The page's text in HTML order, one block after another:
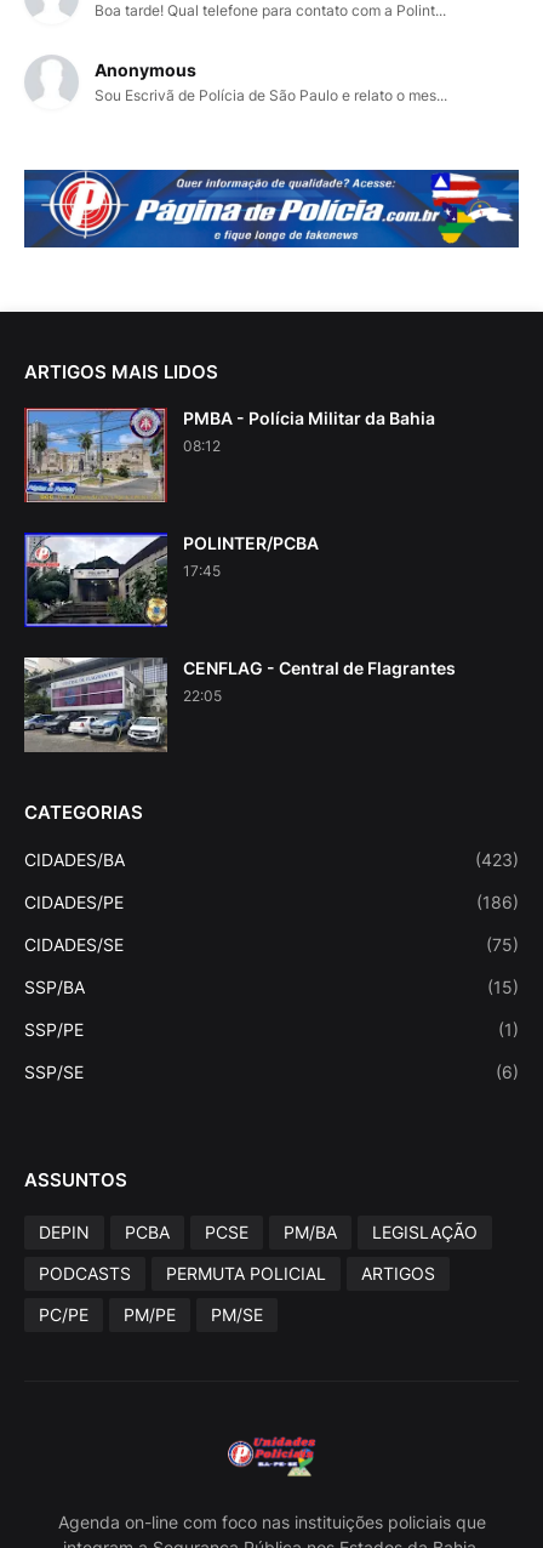
Boa tarde! Qual telefone para contato com a Polint...
Anonymous
Sou Escrivã de Polícia de São Paulo e relato o mes...
ARTIGOS MAIS LIDOS
PMBA - Polícia Militar da Bahia
08:12
POLINTER/PCBA
17:45
CENFLAG - Central de Flagrantes
22:05
CATEGORIAS
CIDADES/BA (423)
CIDADES/PE (186)
CIDADES/SE (75)
SSP/BA (15)
SSP/PE (1)
SSP/SE (6)
ASSUNTOS
DEPIN PCBA PCSE PM/BA
LEGISLAÇÃO
PODCASTS
PERMUTA POLICIAL
ARTIGOS
PC/PE
PM/PE PM/SE
Agenda on-line com foco nas instituições policiais que